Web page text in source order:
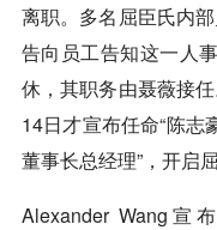
离职。多名屈臣氏内
告向员工告知这一人
休，其职务由聂薇接
14日才宣布任命“陈
董事长总经理”，开启
Alexander Wang宣